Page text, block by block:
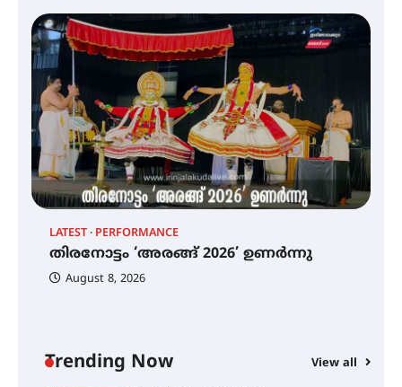
LATEST PERFORMANCE
തിരനോട്ടം ‘അരങ്ങ് 2026’ ഉണർന്നു
August 8, 2026
Trending Now View all
ജില്ലയിൽ എല്ലാ വിദ്യാഭ്യാസ
സ്ഥാപനങ്ങൾക്കും ശനിയാഴ്ച
അവധി
എം.ജി. യൂണിവേഴ്‌സിറ്റിയിൽ നിന്ന്
ഇംഗ്ളീഷ് സാഹിത്യത്തിൽ
ഡോക്ടറേറ്റ് നേടിയ എൻ. ആര്യ
ട്യുണീഷ്യൻ ചിത്രം ” ദി വോയിസ്
ഫിലിം സൊസൈറ്റി ആഗസ്റ്റ് 7
വെള്ളിയാഴ്ച സ്‌ക്രീൻ ചെയ്യുന്നു